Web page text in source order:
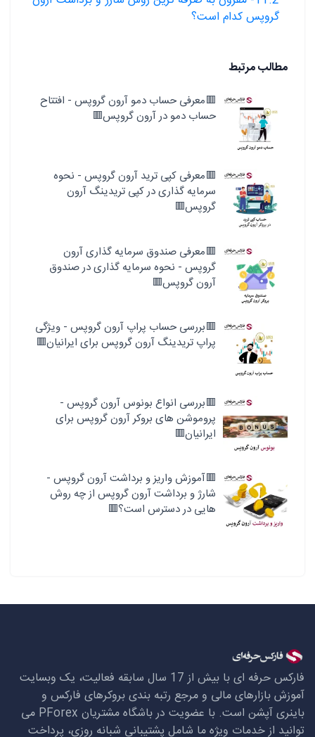
گروپس کدام است؟
مطالب مرتبط
🟥معرفی حساب دمو آرون گروپس - افتتاح
حساب دمو در آرون گروپس🟥
🟥معرفی کپی ترید آرون گروپس - نحوه
سرمایه گذاری در کپی تریدینگ آرون
گروپس🟥
🟥معرفی صندوق سرمایه گذاری آرون
گروپس - نحوه سرمایه گذاری در صندوق
آرون گروپس🟥
🟥بررسی حساب پراپ آرون گروپس - ویژگی
پراپ تریدینگ آرون گروپس برای ایرانیان🟥
🟥بررسی انواع بونوس آرون گروپس -
پروموشن های بروکر آرون گروپس برای
ایرانیان🟥
🟥آموزش واریز و برداشت آرون گروپس -
شارژ و برداشت آرون گروپس از چه روش
هایی در دسترس است؟🟥
فارکس حرفه ای با بیش از 17 سال سابقه فعالیت، یک وبسایت
آموزش بازارهای مالی و مرجع رتبه بندی بروکرهای فارکس و
باینری آپشن است. با عضویت در باشگاه مشتریان PForex می
توانید از خدمات ویژه ما شامل پشتیبانی شبانه روزی، پرداخت